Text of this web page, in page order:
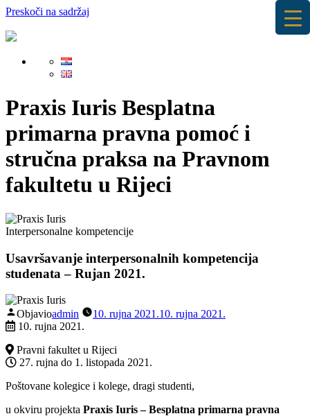
Preskoči na sadržaj
Praxis Iuris Besplatna
primarna pravna pomoć i
stručna praksa na Pravnom
fakultetu u Rijeci
Interpersonalne kompetencije
Usavršavanje interpersonalnih kompetencija
studenata – Rujan 2021.
Objavioadmin 10. rujna 2021.10. rujna 2021.
10. rujna 2021.
Pravni fakultet u Rijeci
27. rujna do 1. listopada 2021.
Poštovane kolegice i kolege, dragi studenti,
u okviru projekta Praxis Iuris – Besplatna primarna pravna